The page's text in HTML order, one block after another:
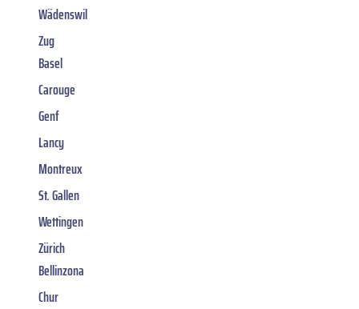
Wädenswil
Zug
Basel
Carouge
Genf
Lancy
Montreux
St. Gallen
Wettingen
Zürich
Bellinzona
Chur